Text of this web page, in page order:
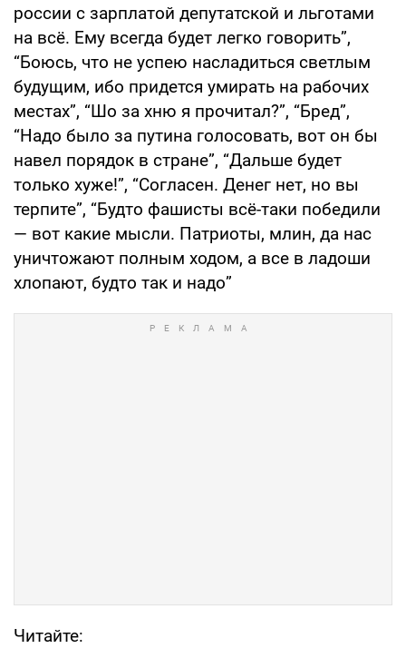
россии с зарплатой депутатской и льготами
на всё. Ему всегда будет легко говорить”,
“Боюсь, что не успею насладиться светлым
будущим, ибо придется умирать на рабочих
местах”, “Шо за хню я прочитал?”, “Бред”,
“Надо было за путина голосовать, вот он бы
навел порядок в стране”, “Дальше будет
только хуже!”, “Согласен. Денег нет, но вы
терпите”, “Будто фашисты всё-таки победили
— вот какие мысли. Патриоты, млин, да нас
уничтожают полным ходом, а все в ладоши
хлопают, будто так и надо”
Читайте: